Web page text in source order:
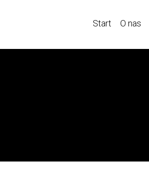
Start O nas